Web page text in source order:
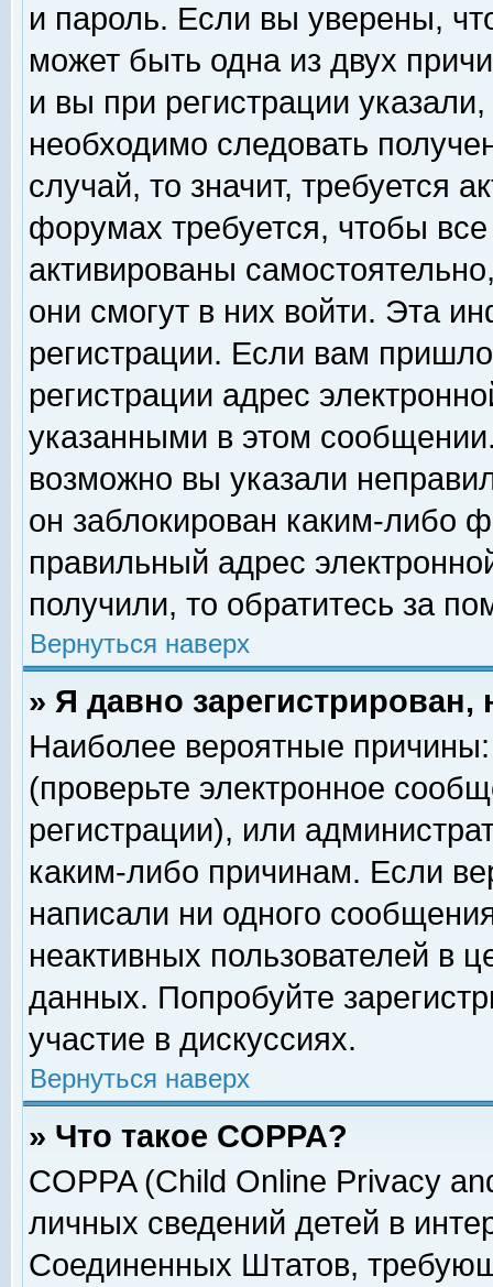
и пароль. Если вы уверены,
может быть одна из двух
и вы при регистрации
необходимо следовать
случай, то значит, требуется
форумах требуется, чтобы
активированы
они смогут в них войти. Эта
регистрации. Если вам
регистрации адрес
указанными в этом
возможно вы указали
он заблокирован каким-либо
правильный адрес
получили, то обратитесь за
Вернуться наверх
» Я давно
Наиболее вероятные
(проверьте электронное
регистрации), или
каким-либо причинам. Если
написали ни одного
неактивных пользователей в
данных. Попробуйте
участие в дискуссиях.
Вернуться наверх
» Что такое COPPA?
COPPA (Child Online Privacy
личных сведений детей в
Соединенных Штатов,